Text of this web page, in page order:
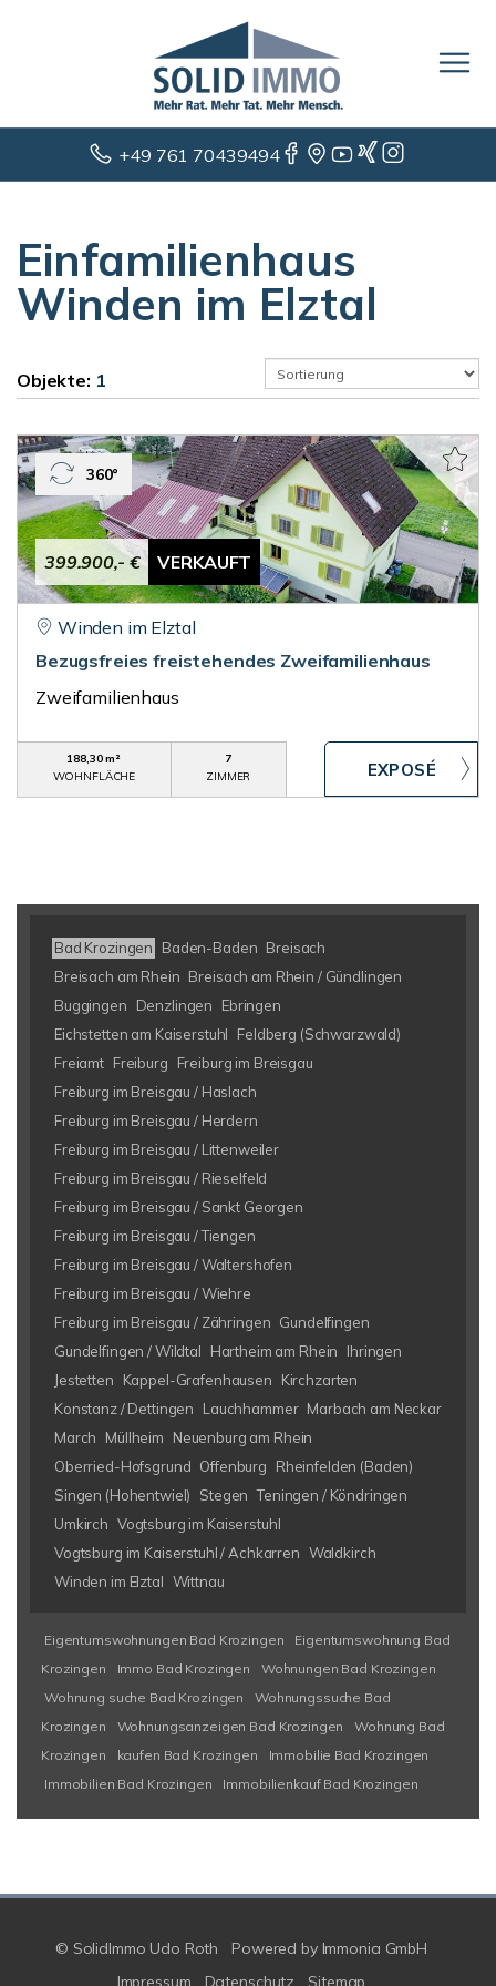
+49 761 70439494
Einfamilienhaus
Winden im Elztal
Objekte: 1
399.900,- € VERKAUFT
360°
Winden im Elztal
Bezugsfreies freistehendes Zweifamilienhaus
Zweifamilienhaus
188,30 m²
WOHNFLÄCHE
7
ZIMMER
Bad Krozingen Baden-Baden Breisach
Breisach am Rhein Breisach am Rhein / Gündlingen
Buggingen
Denzlingen
Ebringen
Eichstetten am Kaiserstuhl
Feldberg (Schwarzwald)
Freiamt Freiburg
Freiburg im Breisgau
Freiburg im Breisgau / Haslach
Freiburg im Breisgau / Herdern
Freiburg im Breisgau / Littenweiler
Freiburg im Breisgau / Rieselfeld
Freiburg im Breisgau / Sankt Georgen
Freiburg im Breisgau / Tiengen
Freiburg im Breisgau / Waltershofen
Freiburg im Breisgau / Wiehre
Freiburg im Breisgau / Zähringen Gundelfingen
Gundelfingen / Wildtal
Hartheim am Rhein
Ihringen
Jestetten
Kappel-Grafenhausen
Kirchzarten
Konstanz / Dettingen
Lauchhammer Marbach am Neckar
March
Müllheim
Neuenburg am Rhein
Oberried-Hofsgrund Offenburg
Rheinfelden (Baden)
Singen (Hohentwiel)
Stegen Teningen / Köndringen
Umkirch Vogtsburg im Kaiserstuhl
Vogtsburg im Kaiserstuhl / Achkarren Waldkirch
Winden im Elztal Wittnau
Eigentumswohnungen Bad Krozingen
Eigentumswohnung Bad
Krozingen
Immo Bad Krozingen
Wohnungen Bad Krozingen
Wohnung suche Bad Krozingen
Wohnungssuche Bad
Krozingen
Wohnungsanzeigen Bad Krozingen
Wohnung Bad
Krozingen
kaufen Bad Krozingen
Immobilie Bad Krozingen
Immobilien Bad Krozingen
Immobilienkauf Bad Krozingen
© SolidImmo Udo Roth Powered by Immonia GmbH
Impressum
Datenschutz Sitemap